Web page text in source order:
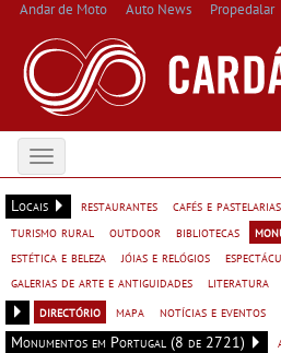
Andar de Moto Auto News Propedalar
Toggle
navigation
Locais
restaurantes cafés e pastelarias
turismo rural
outdoor bibliotecas
estética e beleza
jóias e relógios
galerias de arte e antiguidades
literatura
directório
mapa
notícias e eventos
Monumentos em Portugal (8 de 2721)